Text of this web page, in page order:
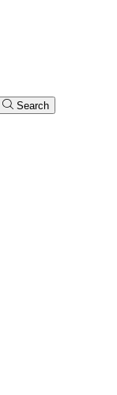
Search